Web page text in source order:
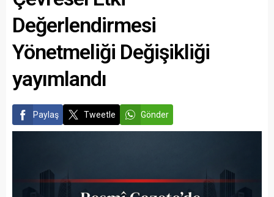
Değerlendirmesi
Yönetmeliği Değişikliği
yayımlandı
Paylaş Tweetle Gönder